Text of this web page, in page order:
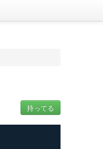
持ってる